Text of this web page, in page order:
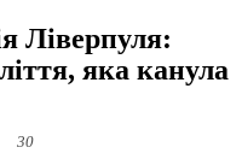
Ліверпуля:
яка канула
30